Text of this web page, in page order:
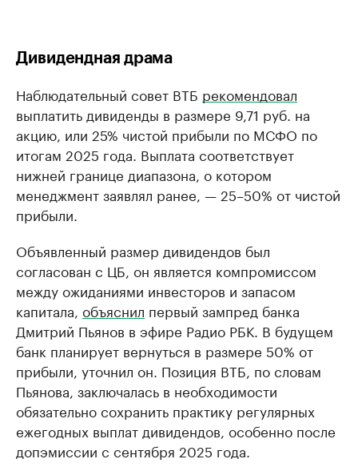
Дивидендная драма
Наблюдательный совет ВТБ рекомендовал
выплатить дивиденды в размере 9,71 руб. на
акцию, или 25% чистой прибыли по МСФО по
итогам 2025 года. Выплата соответствует
нижней границе диапазона, о котором
менеджмент заявлял ранее, — 25–50% от чистой
прибыли.
Объявленный размер дивидендов был
согласован с ЦБ, он является компромиссом
между ожиданиями инвесторов и запасом
капитала, объяснил первый зампред банка
Дмитрий Пьянов в эфире Радио РБК. В будущем
банк планирует вернуться в размере 50% от
прибыли, уточнил он. Позиция ВТБ, по словам
Пьянова, заключалась в необходимости
обязательно сохранить практику регулярных
ежегодных выплат дивидендов, особенно после
допэмиссии с сентября 2025 года.